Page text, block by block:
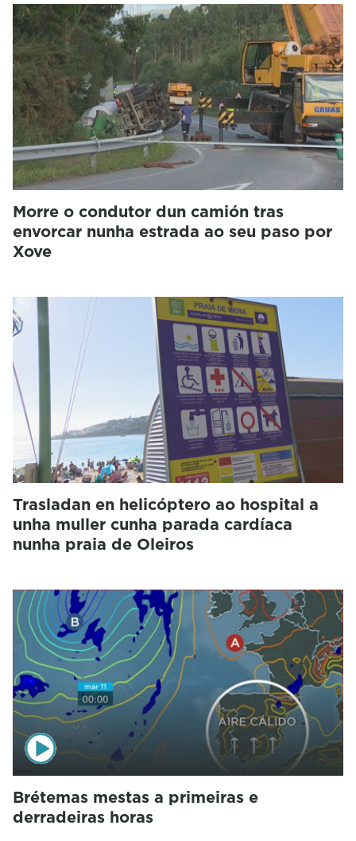
Morre o condutor dun camión tras
envorcar nunha estrada ao seu paso por
Xove
Trasladan en helicóptero ao hospital a
unha muller cunha parada cardíaca
nunha praia de Oleiros
Brétemas mestas a primeiras e
derradeiras horas